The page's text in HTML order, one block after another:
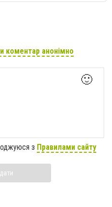
коментар анонімно
🙂
з Правилами сайту